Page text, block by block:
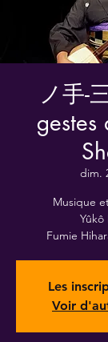
ノ手-
gestes
dim.
Musique
Yûkô
Fumie
Les
Voir